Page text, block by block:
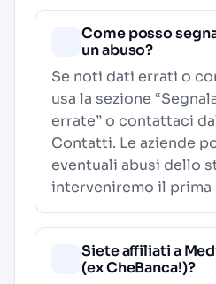
Come posso
un abuso?
Se noti dati errati o
usa la sezione
errate” o contattaci
Contatti. Le aziende
eventuali abusi dello
interveniremo il prima
Siete affiliati a
(ex CheBanca!)?